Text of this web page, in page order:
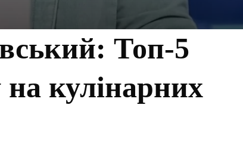
Топ-5
на кулінарних